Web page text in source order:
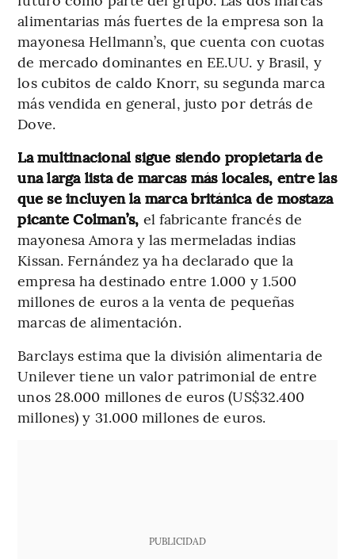
alimentarias más fuertes de la empresa son la
mayonesa Hellmann’s, que cuenta con cuotas
de mercado dominantes en EE.UU. y Brasil, y
los cubitos de caldo Knorr, su segunda marca
más vendida en general, justo por detrás de
Dove.
La multinacional sigue siendo propietaria de
una larga lista de marcas más locales, entre las
que se incluyen la marca británica de mostaza
picante Colman’s, el fabricante francés de
mayonesa Amora y las mermeladas indias
Kissan. Fernández ya ha declarado que la
empresa ha destinado entre 1.000 y 1.500
millones de euros a la venta de pequeñas
marcas de alimentación.
Barclays estima que la división alimentaria de
Unilever tiene un valor patrimonial de entre
unos 28.000 millones de euros (US$32.400
millones) y 31.000 millones de euros.
PUBLICIDAD